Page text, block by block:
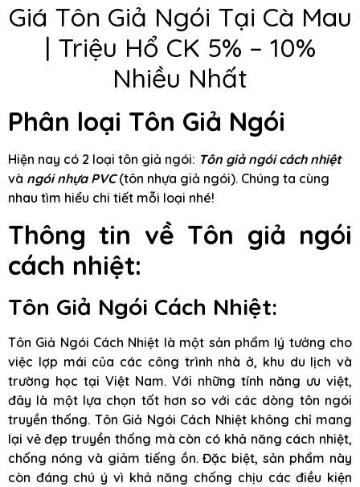
Giá Tôn Giả Ngói Tại Cà Mau
| Triệu Hổ CK 5% – 10%
Nhiều Nhất
Phân loại Tôn Giả Ngói
Hiện nay có 2 loại tôn giả ngói: Tôn giả ngói cách nhiệt
và ngói nhựa PVC(tôn nhựa giả ngói). Chúng ta cùng
nhau tìm hiểu chi tiết mỗi loại nhé!
Thông tin về Tôn giả ngói
cách nhiệt:
Tôn Giả Ngói Cách Nhiệt:
Tôn Giả Ngói Cách Nhiệt là một sản phẩm lý tưởng cho
việc lợp mái của các công trình nhà ở, khu du lịch và
trường học tại Việt Nam. Với những tính năng ưu việt,
đây là một lựa chọn tốt hơn so với các dòng tôn ngói
truyền thống. Tôn Giả Ngói Cách Nhiệt không chỉ mang
lại vẻ đẹp truyền thống mà còn có khả năng cách nhiệt,
chống nóng và giảm tiếng ồn. Đặc biệt, sản phẩm này
còn đáng chú ý vì khả năng chống chịu các điều kiện